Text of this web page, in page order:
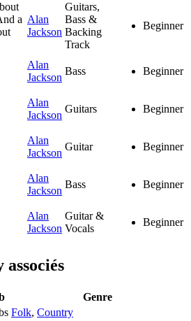
a Alan
Jackson
Guitars,
Bass &
Backing
Track
Beginner
Alan
Jackson
Bass Beginner
Alan
Jackson
Guitars Beginner
Alan
Jackson
Guitar Beginner
Alan
Jackson
Bass Beginner
Alan
Jackson
Guitar &
Vocals
Beginner
associés
Genre
Folk, Country